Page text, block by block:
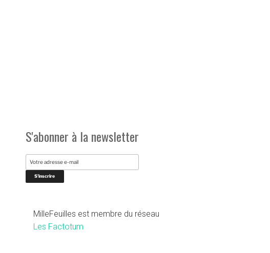
S'abonner à la newsletter
MilleFeuilles est membre du réseau
Les Factotum